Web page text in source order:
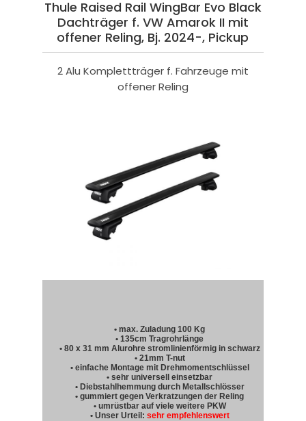
Thule Raised Rail WingBar Evo Black
Dachträger f. VW Amarok II mit
offener Reling, Bj. 2024-, Pickup
2 Alu Komplettträger f. Fahrzeuge mit
offener Reling
• max. Zuladung 100 Kg
• 135cm Tragrohrlänge
• 80 x 31 mm Alurohre stromlinienförmig in schwarz
• 21mm T-nut
• einfache Montage mit Drehmomentschlüssel
• sehr universell einsetzbar
• Diebstahlhemmung durch Metallschlösser
• gummiert gegen Verkratzungen der Reling
• umrüstbar auf viele weitere PKW
• Unser Urteil: sehr empfehlenswert